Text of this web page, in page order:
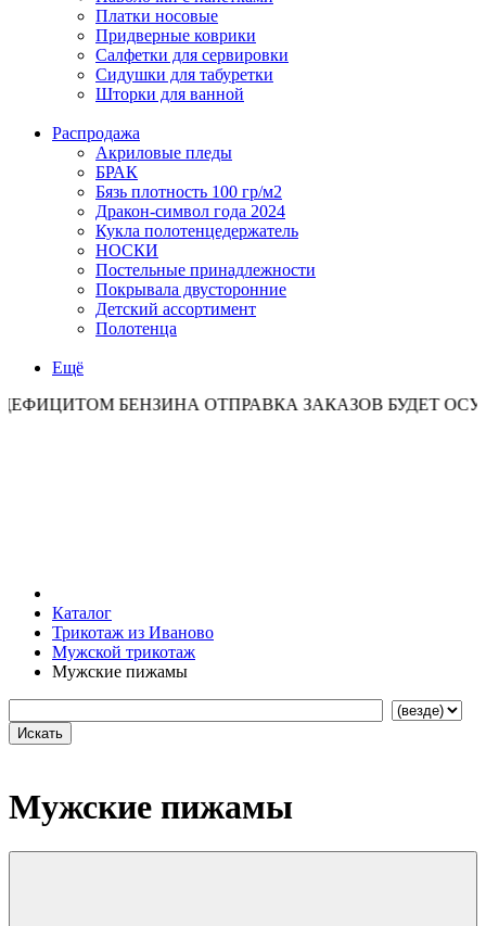
Платки носовые
Придверные коврики
Салфетки для сервировки
Сидушки для табуретки
Шторки для ванной
Распродажа
Акриловые пледы
БРАК
Бязь плотность 100 гр/м2
Дракон-символ года 2024
Кукла полотенцедержатель
НОСКИ
Постельные принадлежности
Покрывала двусторонние
Детский ассортимент
Полотенца
Ещё
БЕНЗИНА ОТПРАВКА ЗАКАЗОВ БУДЕТ
Каталог
Трикотаж из Иваново
Мужской трикотаж
Мужские пижамы
Мужские пижамы